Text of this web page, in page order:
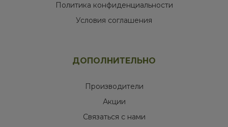
Политика конфиденциальности
Условия соглашения
ДОПОЛНИТЕЛЬНО
Производители
Акции
Связаться с нами